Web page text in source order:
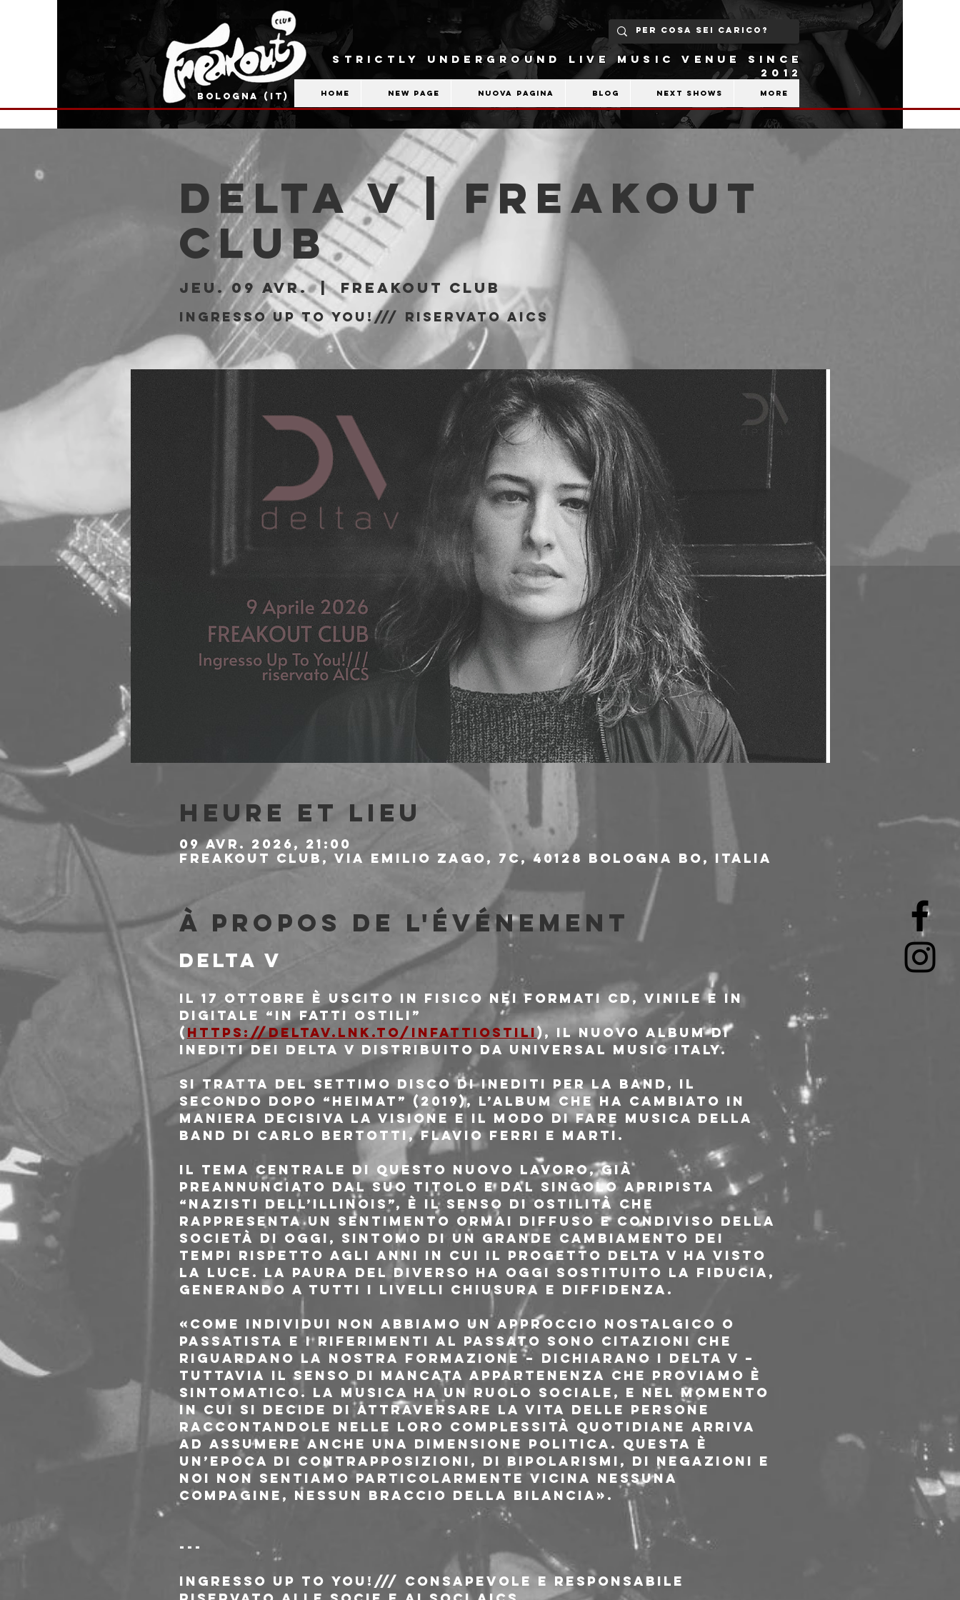
BOLOGNA (IT)
STRICTLY UNDERGROUND LIVE MUSIC VENUE SINCE
2012
Home New Page Nuova pagina Blog Next shows More
Delta V | Freakout
Club
jeu. 09 avr.
  |
Freakout Club
Ingresso Up To You!/// riservato AICS
Heure et lieu
09 avr. 2026, 21:00
Freakout Club, Via Emilio Zago, 7c, 40128 Bologna BO, Italia
À propos de l'événement
DELTA V
Il 17 ottobre è uscito in fisico nei formati cd, vinile e in
digitale “IN FATTI OSTILI”
( https://deltav.lnk.to/infattiostili), il nuovo album di
inediti dei DELTA V distribuito da Universal Music Italy.
Si tratta del settimo disco di inediti per la band, il
secondo dopo “Heimat” (2019), l’album che ha cambiato in
maniera decisiva la visione e il modo di fare musica della
band di Carlo Bertotti, Flavio Ferri e Marti.
Il tema centrale di questo nuovo lavoro, già
preannunciato dal suo titolo e dal singolo apripista
“Nazisti dell’Illinois”, è il senso di ostilità che
rappresenta un sentimento ormai diffuso e condiviso della
società di oggi, sintomo di un grande cambiamento dei
tempi rispetto agli anni in cui il progetto Delta V ha visto
la luce. La paura del diverso ha oggi sostituito la fiducia,
generando a tutti i livelli chiusura e diffidenza.
«Come individui non abbiamo un approccio nostalgico o
passatista e i riferimenti al passato sono citazioni che
riguardano la nostra formazione – dichiarano i Delta V –
tuttavia il senso di mancata appartenenza che proviamo è
sintomatico. La musica ha un ruolo sociale, e nel momento
in cui si decide di attraversare la vita delle persone
raccontandole nelle loro complessità quotidiane arriva
ad assumere anche una dimensione politica. Questa è
un’epoca di contrapposizioni, di bipolarismi, di negazioni e
noi non sentiamo particolarmente vicina nessuna
compagine, nessun braccio della bilancia».
---
Ingresso Up to You!/// consapevole e responsabile